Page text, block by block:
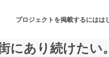
プロジェクトを掲載するにはは
にあり続けたい